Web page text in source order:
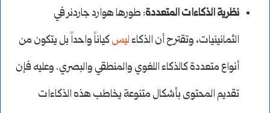
نظرية الذكاءات المتعددة: طورها هوارد جاردنر في
الثمانينيات، وتقترح أن الذكاءليسكياناً واحداً بل يتكون من
أنواع متعددة كالذكاء اللغوي والمنطقي والبصري. وعليه فإن
تقديم المحتوى بأشكال متنوعة يخاطب هذه الذكاءات